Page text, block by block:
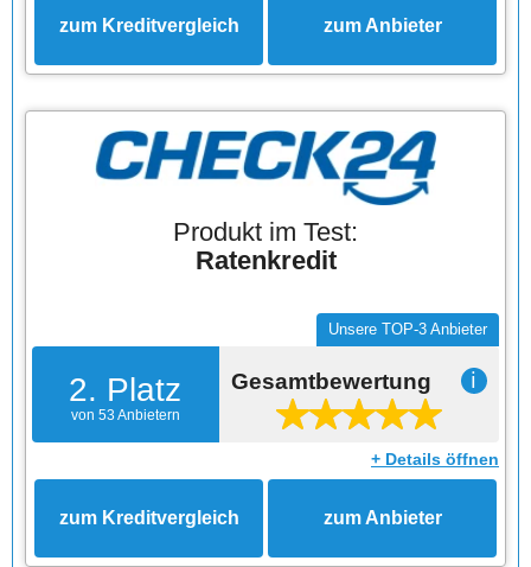
zum Kreditvergleich zum Anbieter
Produkt im Test:
Ratenkredit
2. Platz
von 53 Anbietern
Unsere TOP-3 Anbieter
Gesamtbewertung ℹ
+ Details öffnen
zum Kreditvergleich zum Anbieter